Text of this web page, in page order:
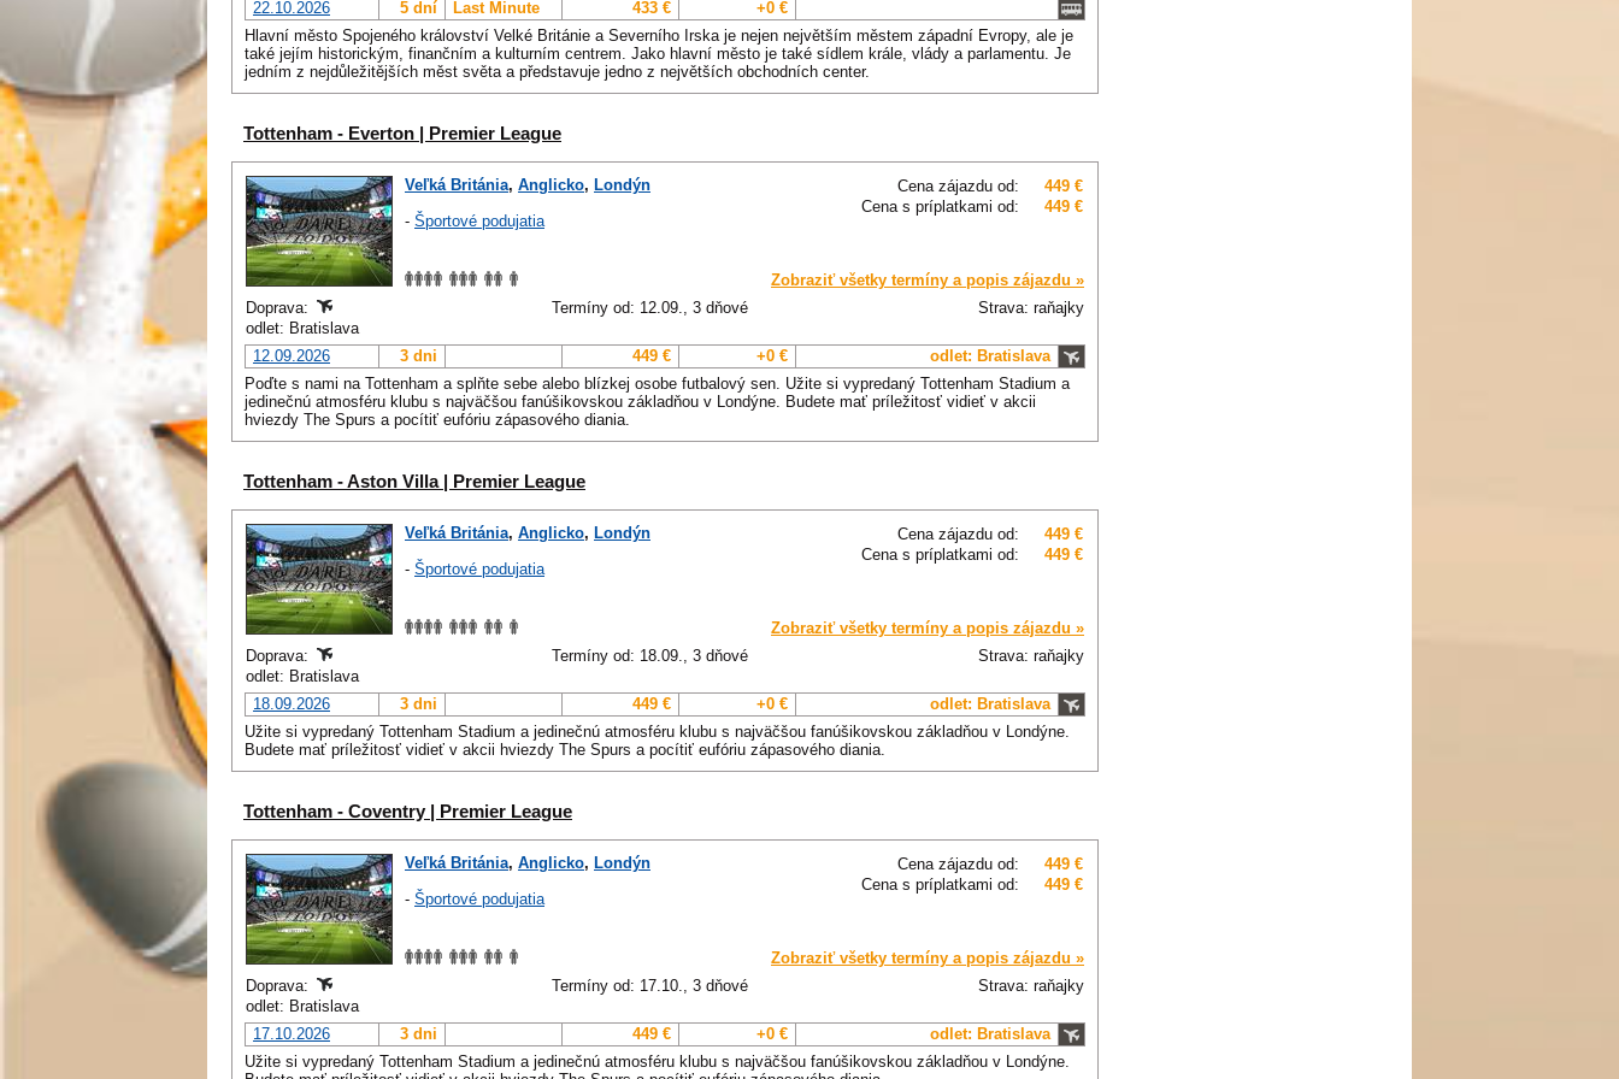
22.10.2026 5 dní Last Minute 433 €
+0 €
Hlavní město Spojeného království Velké Británie a Severního Irska je nejen největším městem západní Evropy, ale je
také jejím historickým, finančním a kulturním centrem. Jako hlavní město je také sídlem krále, vlády a parlamentu. Je
jedním z nejdůležitějších měst světa a představuje jedno z největších obchodních center.
Tottenham - Everton | Premier League
Cena zájazdu od:
449 €
Cena s príplatkami od:
449 €
Veľká Británia, Anglicko, Londýn
- Športové podujatia
Zobraziť všetky termíny a popis zájazdu »
Doprava:
Termíny od: 12.09., 3 dňové
Strava: raňajky
odlet: Bratislava
12.09.2026
3 dni 449 € +0 €
odlet: Bratislava
Poďte s nami na Tottenham a splňte sebe alebo blízkej osobe futbalový sen. Užite si vypredaný Tottenham Stadium a
jedinečnú atmosféru klubu s najväčšou fanúšikovskou základňou v Londýne. Budete mať príležitosť vidieť v akcii
hviezdy The Spurs a pocítiť eufóriu zápasového diania.
Tottenham - Aston Villa | Premier League
Cena zájazdu od:
449 €
Cena s príplatkami od:
449 €
Veľká Británia, Anglicko, Londýn
- Športové podujatia
Zobraziť všetky termíny a popis zájazdu »
Doprava:
Termíny od: 18.09., 3 dňové
Strava: raňajky
odlet: Bratislava
18.09.2026
3 dni 449 € +0 €
odlet: Bratislava
Užite si vypredaný Tottenham Stadium a jedinečnú atmosféru klubu s najväčšou fanúšikovskou základňou v Londýne.
Budete mať príležitosť vidieť v akcii hviezdy The Spurs a pocítiť eufóriu zápasového diania.
Tottenham - Coventry | Premier League
Cena zájazdu od:
449 €
Cena s príplatkami od:
449 €
Veľká Británia, Anglicko, Londýn
- Športové podujatia
Zobraziť všetky termíny a popis zájazdu »
Doprava:
Termíny od: 17.10., 3 dňové
Strava: raňajky
odlet: Bratislava
17.10.2026
3 dni 449 € +0 €
odlet: Bratislava
Užite si vypredaný Tottenham Stadium a jedinečnú atmosféru klubu s najväčšou fanúšikovskou základňou v Londýne.